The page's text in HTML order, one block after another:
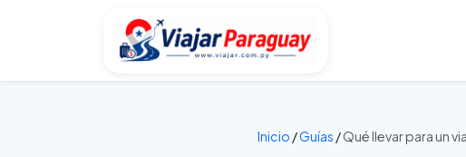
Inicio /Guías /Qué llevar para un